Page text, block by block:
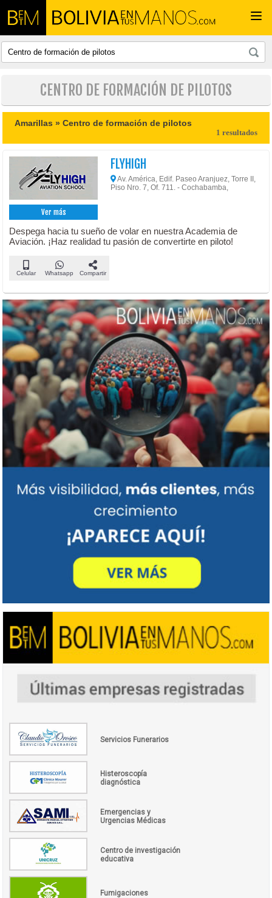
CENTRO DE FORMACIÓN DE PILOTOS
Amarillas »Centro de formación de pilotos
1 resultados
Ver más
FLYHIGH
Av. América, Edif. Paseo Aranjuez, Torre II,
Piso Nro. 7, Of. 711. - Cochabamba,
Despega hacia tu sueño de volar en nuestra Academia de
Aviación. ¡Haz realidad tu pasión de convertirte en piloto!
Celular Whatsapp Compartir
Servicios Funerarios
Histeroscopía
diagnóstica
Emergencias y
Urgencias Médicas
Centro de investigación
educativa
Fumigaciones